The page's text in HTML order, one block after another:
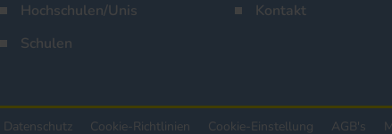
Hochschulen/Unis
Schulen
Kontakt
Datenschutz Cookie-Richtlinien Cookie-Einstellung AGB's